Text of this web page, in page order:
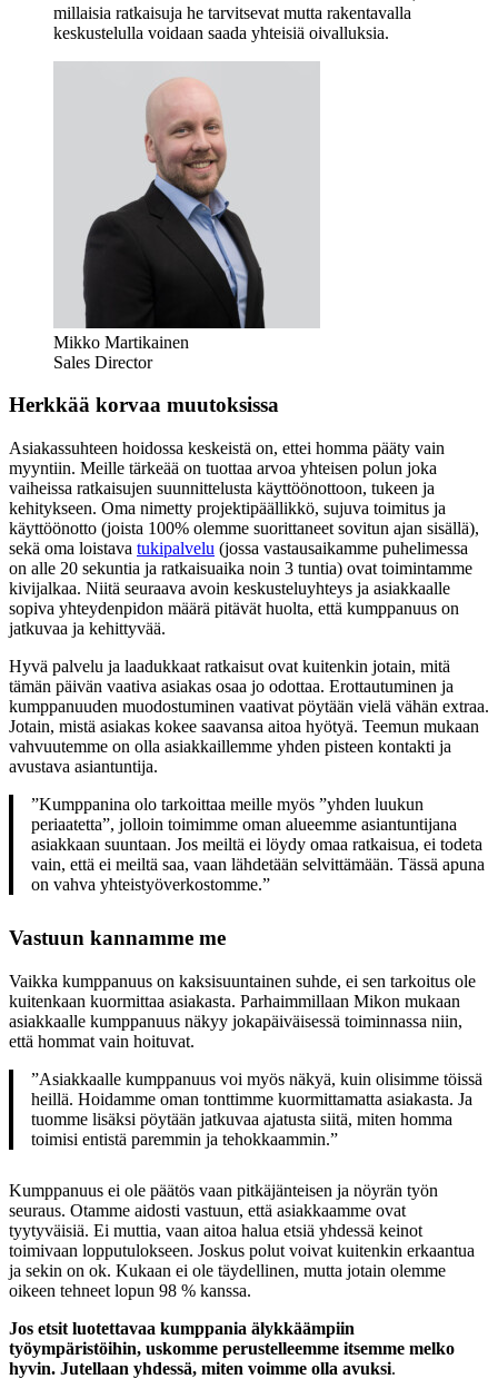
millaisia ratkaisuja he tarvitsevat mutta rakentavalla
keskustelulla voidaan saada yhteisiä oivalluksia.
Mikko Martikainen
Sales Director
Herkkää korvaa muutoksissa
Asiakassuhteen hoidossa keskeistä on, ettei homma pääty vain
myyntiin. Meille tärkeää on tuottaa arvoa yhteisen polun joka
vaiheissa ratkaisujen suunnittelusta käyttöönottoon, tukeen ja
kehitykseen. Oma nimetty projektipäällikkö, sujuva toimitus ja
käyttöönotto (joista 100% olemme suorittaneet sovitun ajan sisällä),
sekä oma loistava tukipalvelu (jossa vastausaikamme puhelimessa
on alle 20 sekuntia ja ratkaisuaika noin 3 tuntia) ovat toimintamme
kivijalkaa. Niitä seuraava avoin keskusteluyhteys ja asiakkaalle
sopiva yhteydenpidon määrä pitävät huolta, että kumppanuus on
jatkuvaa ja kehittyvää.
Hyvä palvelu ja laadukkaat ratkaisut ovat kuitenkin jotain, mitä
tämän päivän vaativa asiakas osaa jo odottaa. Erottautuminen ja
kumppanuuden muodostuminen vaativat pöytään vielä vähän extraa.
Jotain, mistä asiakas kokee saavansa aitoa hyötyä. Teemun mukaan
vahvuutemme on olla asiakkaillemme yhden pisteen kontakti ja
avustava asiantuntija.
”Kumppanina olo tarkoittaa meille myös ”yhden luukun
periaatetta”, jolloin toimimme oman alueemme asiantuntijana
asiakkaan suuntaan. Jos meiltä ei löydy omaa ratkaisua, ei todeta
vain, että ei meiltä saa, vaan lähdetään selvittämään. Tässä apuna
on vahva yhteistyöverkostomme.”
Vastuun kannamme me
Vaikka kumppanuus on kaksisuuntainen suhde, ei sen tarkoitus ole
kuitenkaan kuormittaa asiakasta. Parhaimmillaan Mikon mukaan
asiakkaalle kumppanuus näkyy jokapäiväisessä toiminnassa niin,
että hommat vain hoituvat.
”Asiakkaalle kumppanuus voi myös näkyä, kuin olisimme töissä
heillä. Hoidamme oman tonttimme kuormittamatta asiakasta. Ja
tuomme lisäksi pöytään jatkuvaa ajatusta siitä, miten homma
toimisi entistä paremmin ja tehokkaammin.”
Kumppanuus ei ole päätös vaan pitkäjänteisen ja nöyrän työn
seuraus. Otamme aidosti vastuun, että asiakkaamme ovat
tyytyväisiä. Ei muttia, vaan aitoa halua etsiä yhdessä keinot
toimivaan lopputulokseen. Joskus polut voivat kuitenkin erkaantua
ja sekin on ok. Kukaan ei ole täydellinen, mutta jotain olemme
oikeen tehneet lopun 98 % kanssa.
Jos etsit luotettavaa kumppania älykkäämpiin
työympäristöihin, uskomme perustelleemme itsemme melko
hyvin. Jutellaan yhdessä, miten voimme olla avuksi.